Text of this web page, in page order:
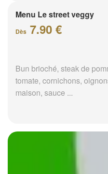
Menu Le street veggy
Dès 7.90 €
Bun brioché, steak de
tomate, cornichons,
maison, sauce ...